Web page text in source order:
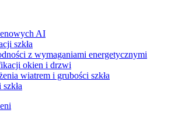
AI
szkła
z wymaganiami energetycznymi
okien i drzwi
wiatrem i grubości szkła